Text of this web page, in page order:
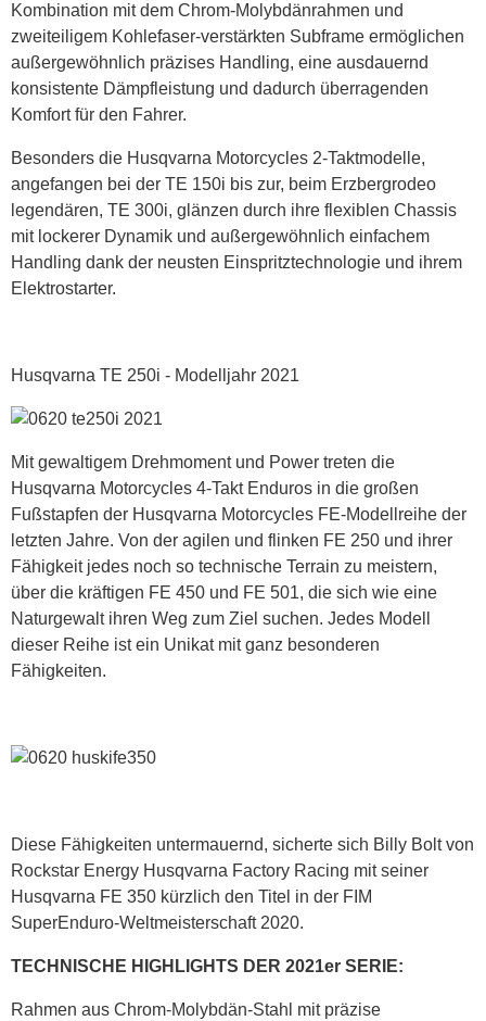
Kombination mit dem Chrom-Molybdänrahmen und
zweiteiligem Kohlefaser-verstärkten Subframe ermöglichen
außergewöhnlich präzises Handling, eine ausdauernd
konsistente Dämpfleistung und dadurch überragenden
Komfort für den Fahrer.
Besonders die Husqvarna Motorcycles 2-Taktmodelle,
angefangen bei der TE 150i bis zur, beim Erzbergrodeo
legendären, TE 300i, glänzen durch ihre flexiblen Chassis
mit lockerer Dynamik und außergewöhnlich einfachem
Handling dank der neusten Einspritztechnologie und ihrem
Elektrostarter.
Husqvarna TE 250i - Modelljahr 2021
Mit gewaltigem Drehmoment und Power treten die
Husqvarna Motorcycles 4-Takt Enduros in die großen
Fußstapfen der Husqvarna Motorcycles FE-Modellreihe der
letzten Jahre. Von der agilen und flinken FE 250 und ihrer
Fähigkeit jedes noch so technische Terrain zu meistern,
über die kräftigen FE 450 und FE 501, die sich wie eine
Naturgewalt ihren Weg zum Ziel suchen. Jedes Modell
dieser Reihe ist ein Unikat mit ganz besonderen
Fähigkeiten.
Diese Fähigkeiten untermauernd, sicherte sich Billy Bolt von
Rockstar Energy Husqvarna Factory Racing mit seiner
Husqvarna FE 350 kürzlich den Titel in der FIM
SuperEnduro-Weltmeisterschaft 2020.
TECHNISCHE HIGHLIGHTS DER 2021er SERIE:
Rahmen aus Chrom-Molybdän-Stahl mit präzise